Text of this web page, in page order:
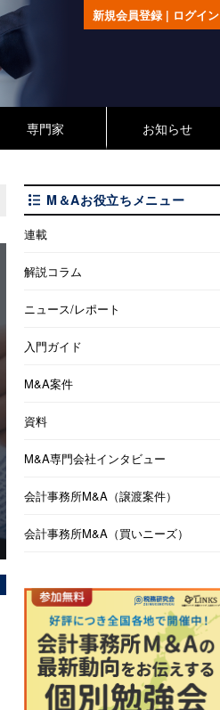
新規会員登録| ログイン
専門家 お知らせ
M＆Aお役立ちメニュー
連載
解説コラム
ニュース/レポート
入門ガイド
M&A案件
資料
M&A専門会社インタビュー
会計事務所M&A（譲渡案件）
会計事務所M&A（買いニーズ）